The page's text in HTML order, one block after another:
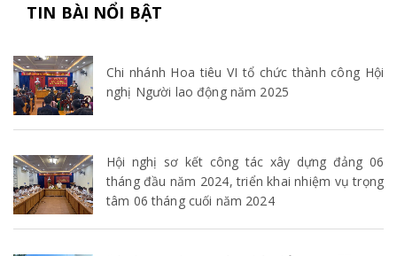
TIN BÀI NỔI BẬT
Chi nhánh Hoa tiêu VI tổ chức thành công Hội
nghị Người lao động năm 2025
Hội nghị sơ kết công tác xây dựng đảng 06
tháng đầu năm 2024, triển khai nhiệm vụ trọng
tâm 06 tháng cuối năm 2024